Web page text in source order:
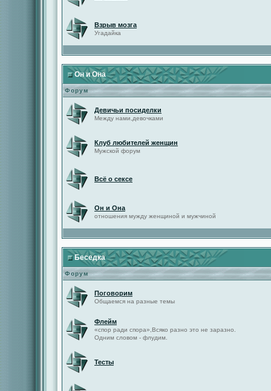
Взрыв мозга
Угадайка
Он и Она
Форум
Девичьи посиделки
Между нами,девочками
Клуб любителей женщин
Мужской форум
Всё о сексе
Он и Она
отношения мужду женщиной и мужчиной
Беседка
Форум
Поговорим
Общаемся на разные темы
Флейм
«спор ради спора»,Всяко разно это не заразно.
Одним словом - флудим.
Тесты